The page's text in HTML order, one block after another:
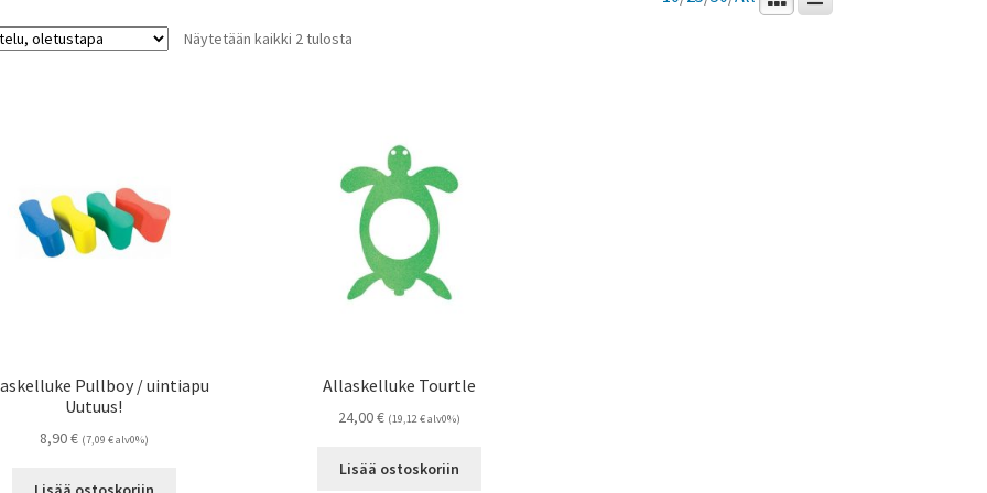
Näytetään kaikki 2 tulosta
Pullboy / uintiapu
Uutuus!
8,90€ (7,09 €alv0%)
Allaskelluke Tourtle
24,00€ (19,12€alv0%)
Lisää ostoskoriin